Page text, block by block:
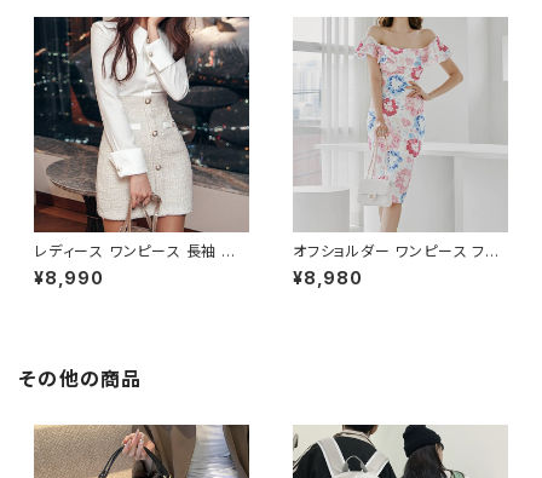
ート 二次会 結婚式 春 夏 秋 冬
お呼ばれ ブラック ベージュ お
しゃれ 高見え 20代 30代 40代
フォーマル 体型カバー 人気 トレ
ンド C-OSS0136
秋 冬 お呼ばれ デート 食事会
フォーマル リゾート パーティー
人気 大人可愛い ホワイト C-O
レディース ワンピース 長袖 シャ
ツワンピース ツイード切替 ミニ
ワンピース 上品 フォーマル ホ
冬 着痩せ効果 きちんと見え カ
¥8,990
オフショルダー ワンピース フラ
ワー柄 タイトワンピース ドレス
花柄ワンピ 春夏 エレガント 大
¥8,980
その他の商品